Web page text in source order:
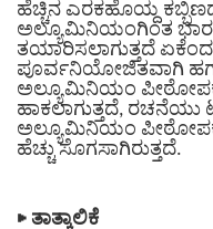
ಹೆಚ್ಚಿನ ಎರಕಹೊಯ್ದ
ಅಲ್ಯೂಮಿನಿಯಂಗಿಂತ
ತಯಾರಿಸಲಾಗುತ್ತದೆ
ಪೂರ್ವನಿಯೋಜಿತವಾಗಿ
ಅಲ್ಯೂಮಿನಿಯಂ
ಹಾಕಲಾಗುತ್ತದೆ, ರಚನೆಯು
ಅಲ್ಯೂಮಿನಿಯಂ
ಹೆಚ್ಚು ಸೊಗಸಾಗಿರುತ್ತದೆ.
▶ ತಾತ್ಕಾಲಿಕೆ